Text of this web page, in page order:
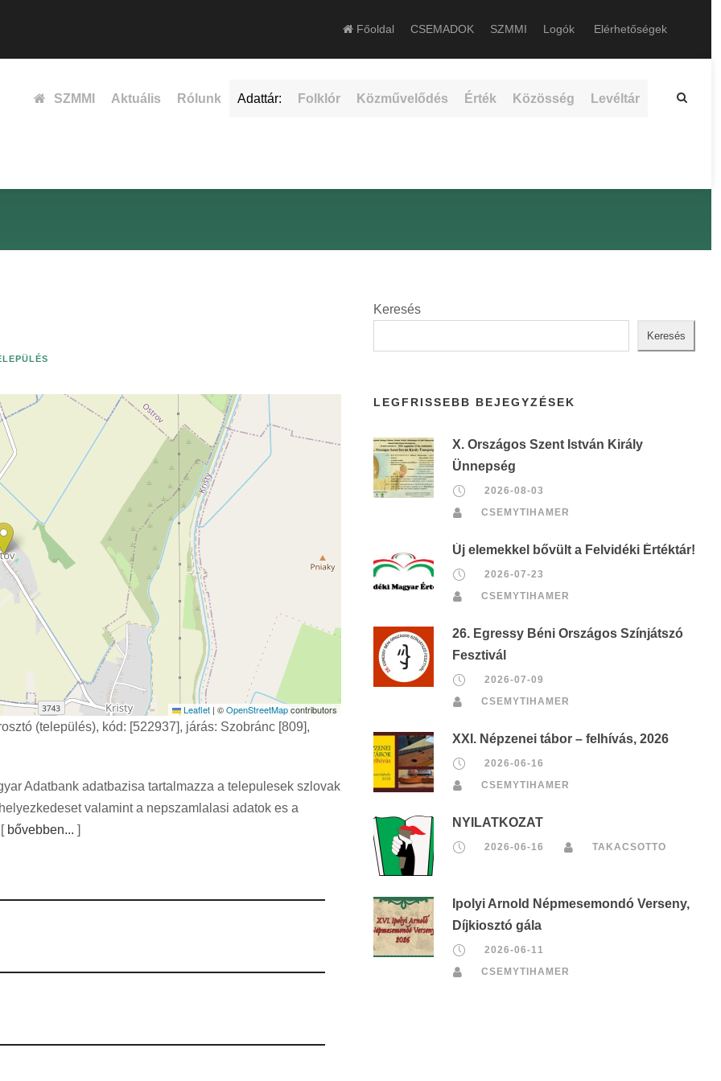
Főoldal CSEMADOK SZMMI Logók Elérhetőségek
SZMMI Aktuális Rólunk Adattár: Folklór Közművelődés Érték Közösség Levéltár
Leaflet | ©OpenStreetMapcontributors
(település), kód: [522937], járás: Szobránc [809],
Adatbank adatbazisa tartalmazza a telepulesek szlovak
valamint a nepszamlalasi adatok es a
bővebben... ]
Keresés
Keresés
LEGFRISSEBB BEJEGYZÉSEK
X. Országos Szent István Király
Ünnepség
2026-08-03
CSEMYTIHAMER
Új elemekkel bővült a Felvidéki Értéktár!
2026-07-23
CSEMYTIHAMER
26. Egressy Béni Országos Színjátszó
Fesztivál
2026-07-09
CSEMYTIHAMER
XXI. Népzenei tábor – felhívás, 2026
2026-06-16
CSEMYTIHAMER
NYILATKOZAT
2026-06-16 TAKACSOTTO
Ipolyi Arnold Népmesemondó Verseny,
Díjkiosztó gála
2026-06-11
CSEMYTIHAMER